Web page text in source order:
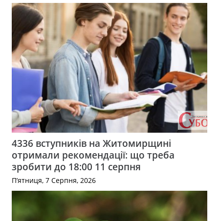
4336 вступників на Житомирщині
отримали рекомендації: що треба
зробити до 18:00 11 серпня
П’ятниця, 7 Серпня, 2026